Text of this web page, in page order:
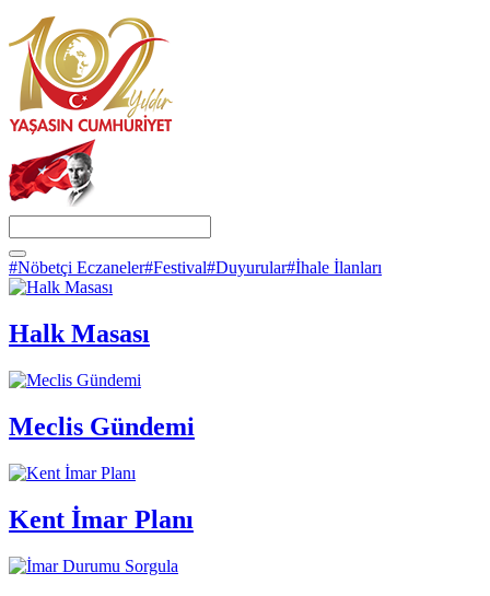
#Nöbetçi Eczaneler#Festival#Duyurular#İhale İlanları
Halk Masası
Meclis Gündemi
Kent İmar Planı